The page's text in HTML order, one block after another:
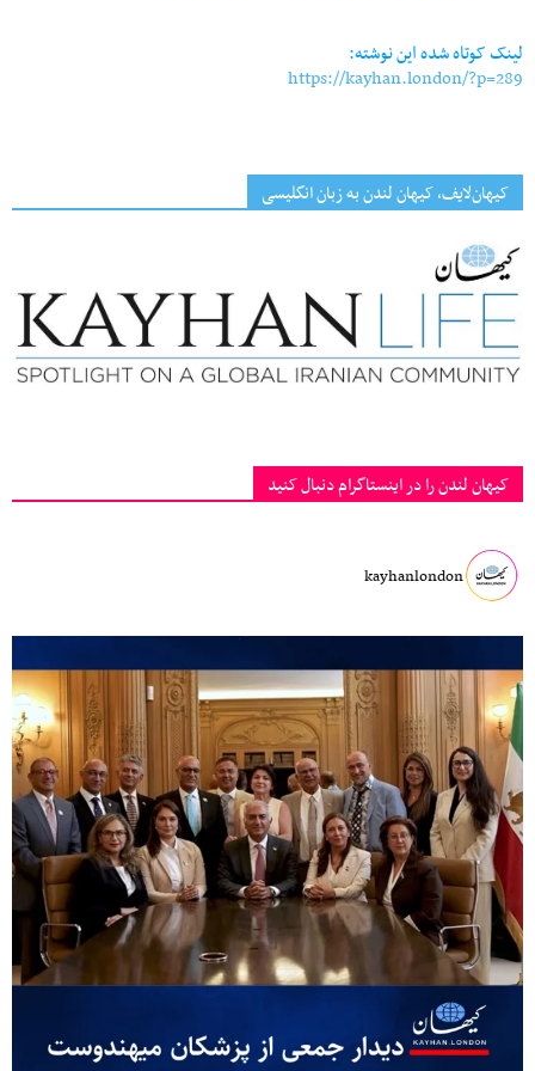
لینک کوتاه شده این نوشته:
https://kayhan.london/?p=289
کیهان‌لایف، کیهان لندن به زبان انگلیسی
کیهان لندن را در اینستاگرام دنبال کنید
kayhanlondon